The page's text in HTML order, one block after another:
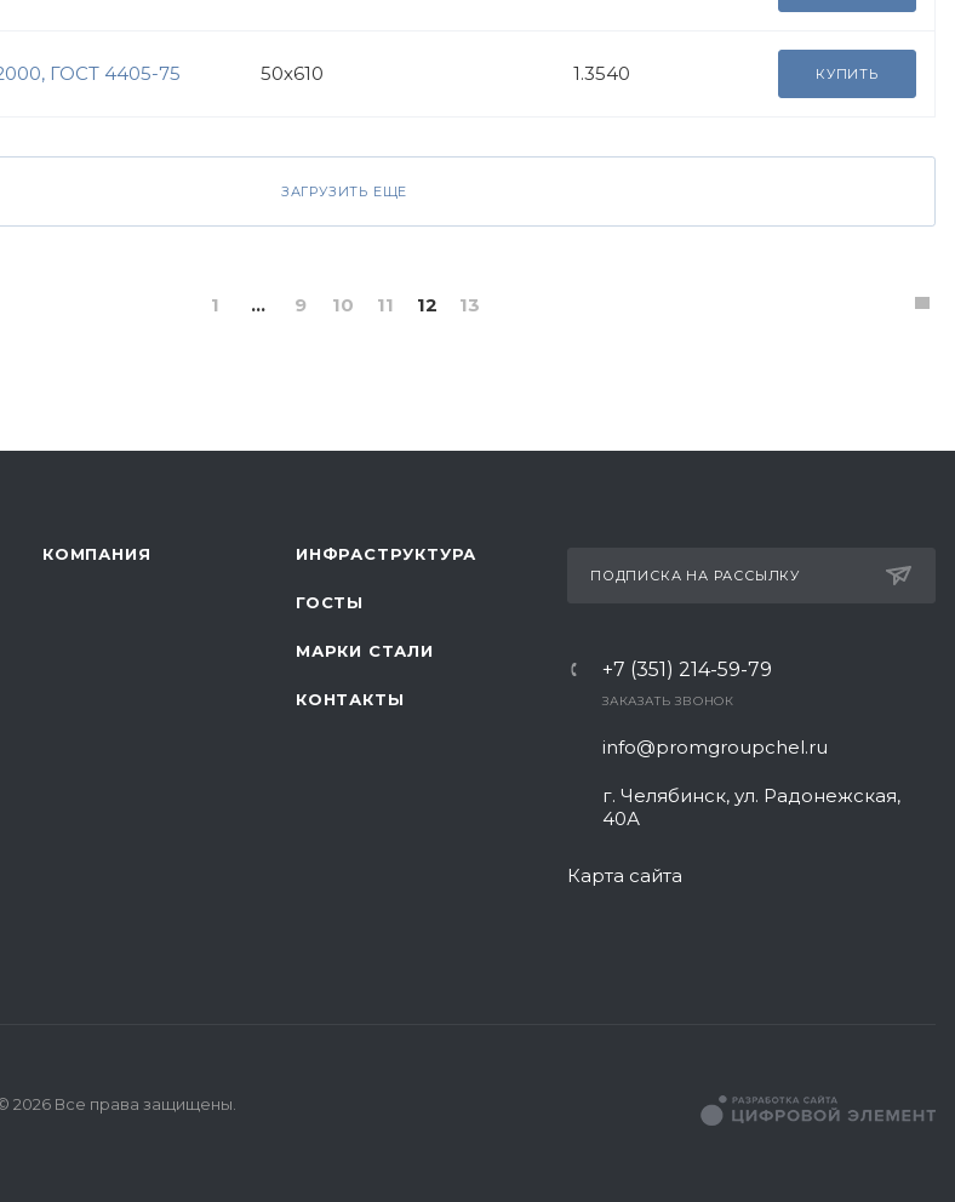
ГОСТ 4405-75 50х610 1.3540 КУПИТЬ
ЗАГРУЗИТЬ ЕЩЕ
1 ... 9 10 11 12 13
КОМПАНИЯ ИНФРАСТРУКТУРА
ГОСТЫ
МАРКИ СТАЛИ
КОНТАКТЫ
ПОДПИСКА НА РАССЫЛКУ
+7 (351) 214-59-79
ЗАКАЗАТЬ ЗВОНОК
info@promgroupchel.ru
г. Челябинск, ул. Радонежская,
40А
Карта сайта
2026 Все права защищены.